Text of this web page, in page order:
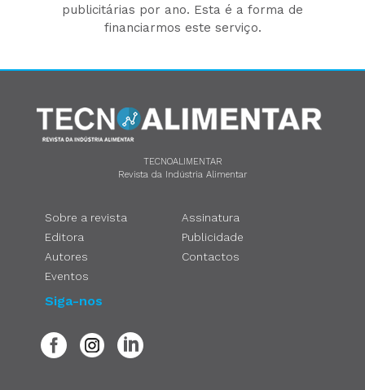
publicitárias por ano. Esta é a forma de
financiarmos este serviço.
TECNOALIMENTAR
Revista da Indústria Alimentar
Sobre a revista
Editora
Autores
Eventos
Assinatura
Publicidade
Contactos
Siga-nos